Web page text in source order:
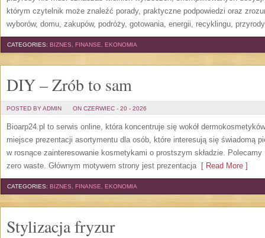
którym czytelnik może znaleźć porady, praktyczne podpowiedzi oraz
wyborów, domu, zakupów, podróży, gotowania, energii, recyklingu,
CATEGORIES: BIZNES, FINANSE, EKONOMIA
DIY – Zrób to sam
POSTED BY ADMIN ON CZERWIEC - 20 - 2026
Bioarp24.pl to serwis online, która koncentruje się wokół
miejsce prezentacji asortymentu dla osób, które interesują się świadomą
w rosnące zainteresowanie kosmetykami o prostszym składzie. Polecamy
zero waste. Głównym motywem strony jest prezentacja[ Read More ]
CATEGORIES: BIZNES, FINANSE, EKONOMIA
Stylizacja fryzur